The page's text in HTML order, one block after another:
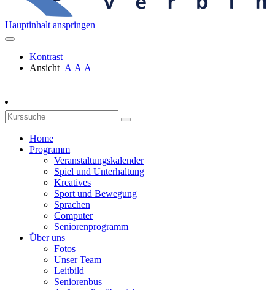
Hauptinhalt anspringen
Kontrast
Ansicht A A A
Home
Programm
Veranstaltungskalender
Spiel und Unterhaltung
Kreatives
Sport und Bewegung
Sprachen
Computer
Seniorenprogramm
Über uns
Fotos
Unser Team
Leitbild
Seniorenbus